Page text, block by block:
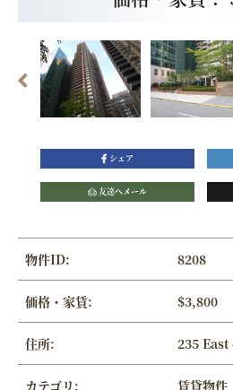
シェア
友達へメール
物件ID: 8208
価格・家賃: $3,800
住所: 235
カテゴリ: 賃貸物件